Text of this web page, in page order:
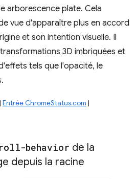
arborescence plate. Cela
vue d'apparaître plus en accord
et son intention visuelle. Il
3D imbriquées et
tels que l'opacité, le
| Entrée ChromeStatus.com |
behavior de la
depuis la racine